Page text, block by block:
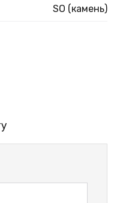
SO (камень)